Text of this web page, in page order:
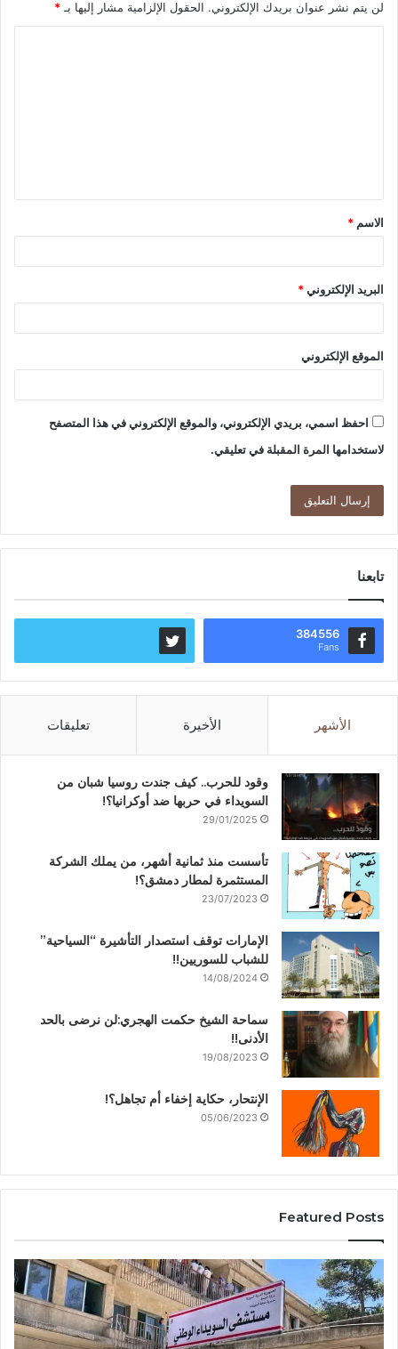
لن يتم نشر عنوان بريدك الإلكتروني. الحقول الإلزامية مشار إليها بـ *
ق
*
الاسم *
البريد الإلكتروني*
الموقع الإلكتروني
احفظ اسمي، بريدي الإلكتروني، والموقع الإلكتروني في هذا المتصفح
لاستخدامها المرة المقبلة في تعليقي.
تابعنا
384556
Fans
الأشهر الأخيرة تعليقات
وقود للحرب.. كيف جندت روسيا شبان من
السويداء في حربها ضد أوكرانيا؟!
29/01/2025
تأسست منذ ثمانية أشهر، من يملك الشركة
المستثمرة لمطار دمشق؟!
23/07/2023
الإمارات توقف استصدار التأشيرة “السياحية”
للشباب للسوريين!!
14/08/2024
سماحة الشيخ حكمت الهجري:لن نرضى بالحد
الأدنى!!
19/08/2023
الإنتحار، حكاية إخفاء أم تجاهل؟!
05/06/2023
Featured Posts